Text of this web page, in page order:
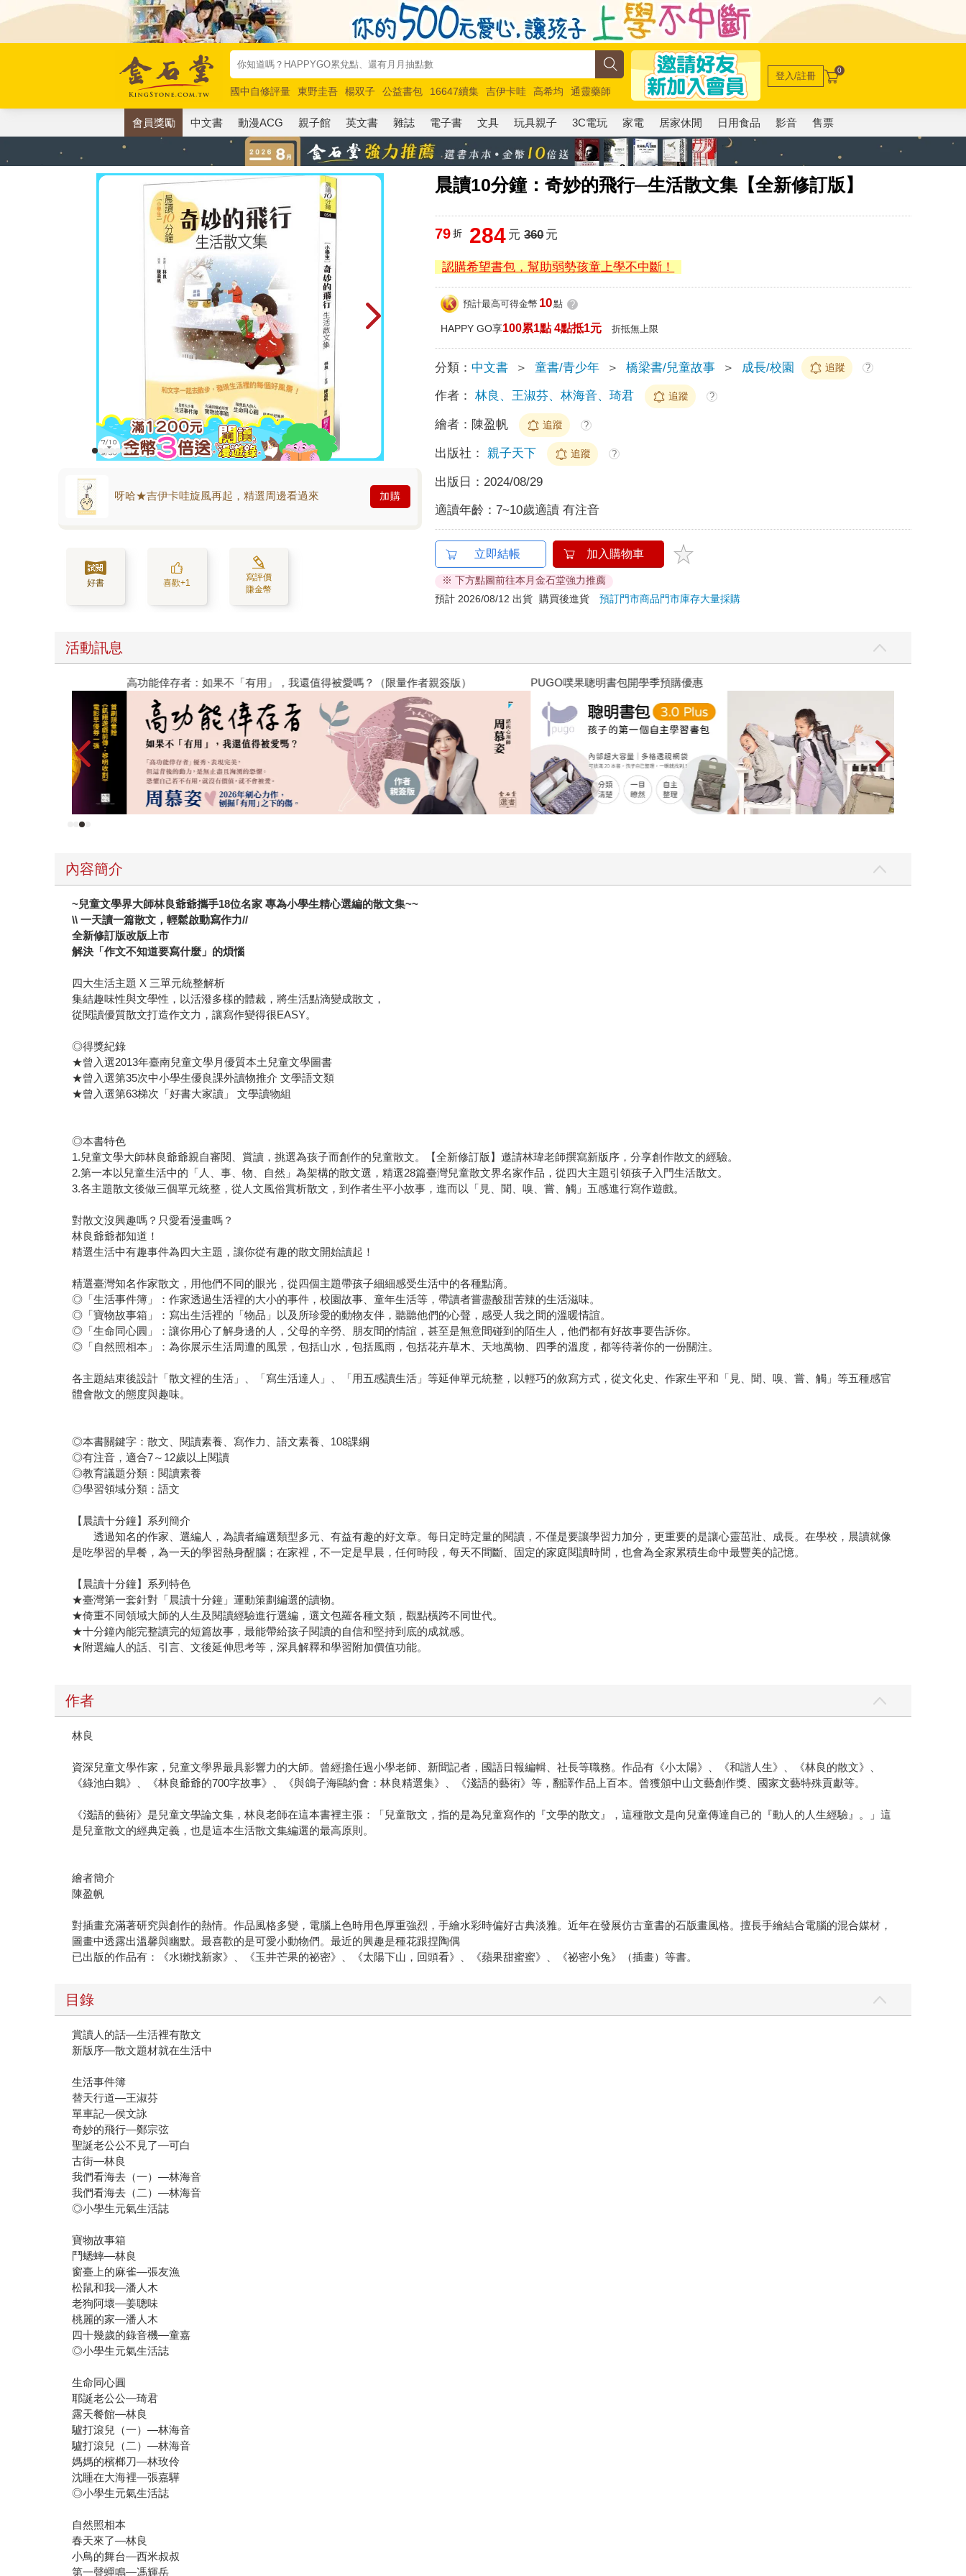
國中自修評量 東野圭吾 楊双子 公益書包 16647續集 吉伊卡哇 高希均
通靈藥師
唯紅花綻放
奧德賽 路邊攤新作 馬斯克 玩具總動員5 超慢跑
登入/註冊 0
會員獎勵 中文書 動漫ACG 親子館 英文書 雜誌 電子書 文具 玩具親子 3C電玩 家電 居家休閒 日用食品 影音 售票
晨讀10分鐘：奇妙的飛行─生活散文集【全新修訂版】
呀哈★吉伊卡哇旋風再起，精選周邊看過來 加購
好書 喜歡+1
寫評價
賺金幣
79 折 284 元 360元
認購希望書包，幫助弱勢孩童上學不中斷！
預計最高可得金幣 10點 ?
HAPPY GO享100累1點 4點抵1元 折抵無上限
分類： 中文書 ＞ 童書/青少年 ＞ 橋梁書/兒童故事 ＞ 成長/校園 追蹤 ?
作者： 林良、王淑芬、林海音、琦君 追蹤 ?
繪者： 陳盈帆 追蹤 ?
出版社： 親子天下 追蹤 ?
出版日： 2024/08/29
適讀年齡：7~10歲適讀 有注音
立即結帳 加入購物車
※ 下方點圖前往本月金石堂強力推薦
預計 2026/08/12 出貨
購買後進貨預訂門市商品門市庫存大量採購
活動訊息
高功能倖存者：如果不「有用」，我還值得被愛嗎？（限量作者親簽版） PUGO噗果聰明書包開學季預購優惠
內容簡介
~兒童文學界大師林良爺爺攜手18位名家 專為小學生精心選編的散文集~~
\\ 一天讀一篇散文，輕鬆啟動寫作力//
全新修訂版改版上市
解決「作文不知道要寫什麼」的煩惱
四大生活主題 X 三單元統整解析
集結趣味性與文學性，以活潑多樣的體裁，將生活點滴變成散文，
從閱讀優質散文打造作文力，讓寫作變得很EASY。
◎得獎紀錄
★曾入選2013年臺南兒童文學月優質本土兒童文學圖書
★曾入選第35次中小學生優良課外讀物推介 文學語文類
★曾入選第63梯次「好書大家讀」 文學讀物組
◎本書特色
1.兒童文學大師林良爺爺親自審閱、賞讀，挑選為孩子而創作的兒童散文。【全新修訂版】邀請林瑋老師撰寫新版序，分享創作散文的經驗。
2.第一本以兒童生活中的「人、事、物、自然」為架構的散文選，精選28篇臺灣兒童散文界名家作品，從四大主題引領孩子入門生活散文。
3.各主題散文後做三個單元統整，從人文風俗賞析散文，到作者生平小故事，進而以「見、聞、嗅、嘗、觸」五感進行寫作遊戲。
對散文沒興趣嗎？只愛看漫畫嗎？
林良爺爺都知道！
精選生活中有趣事件為四大主題，讓你從有趣的散文開始讀起！
精選臺灣知名作家散文，用他們不同的眼光，從四個主題帶孩子細細感受生活中的各種點滴。
◎「生活事件簿」：作家透過生活裡的大小的事件，校園故事、童年生活等，帶讀者嘗盡酸甜苦辣的生活滋味。
◎「寶物故事箱」：寫出生活裡的「物品」以及所珍愛的動物友伴，聽聽他們的心聲，感受人我之間的溫暖情誼。
◎「生命同心圓」：讓你用心了解身邊的人，父母的辛勞、朋友間的情誼，甚至是無意間碰到的陌生人，他們都有好故事要告訴你。
◎「自然照相本」：為你展示生活周遭的風景，包括山水，包括風雨，包括花卉草木、天地萬物、四季的溫度，都等待著你的一份關注。
各主題結束後設計「散文裡的生活」、「寫生活達人」、「用五感讀生活」等延伸單元統整，以輕巧的敘寫方式，從文化史、作家生平和「見、聞、嗅、嘗、觸」等五種感官
體會散文的態度與趣味。
◎本書關鍵字：散文、閱讀素養、寫作力、語文素養、108課綱
◎有注音，適合7～12歲以上閱讀
◎教育議題分類：閱讀素養
◎學習領域分類：語文
【晨讀十分鐘】系列簡介
透過知名的作家、選編人，為讀者編選類型多元、有益有趣的好文章。每日定時定量的閱讀，不僅是要讓學習力加分，更重要的是讓心靈茁壯、成長。在學校，晨讀就像
是吃學習的早餐，為一天的學習熱身醒腦；在家裡，不一定是早晨，任何時段，每天不間斷、固定的家庭閱讀時間，也會為全家累積生命中最豐美的記憶。
【晨讀十分鐘】系列特色
★臺灣第一套針對「晨讀十分鐘」運動策劃編選的讀物。
★倚重不同領域大師的人生及閱讀經驗進行選編，選文包羅各種文類，觀點橫跨不同世代。
★十分鐘內能完整讀完的短篇故事，最能帶給孩子閱讀的自信和堅持到底的成就感。
★附選編人的話、引言、文後延伸思考等，深具解釋和學習附加價值功能。
作者
林良
資深兒童文學作家，兒童文學界最具影響力的大師。曾經擔任過小學老師、新聞記者，國語日報編輯、社長等職務。作品有《小太陽》、《和諧人生》、《林良的散文》、
《綠池白鵝》、《林良爺爺的700字故事》、《與鴿子海鷗約會：林良精選集》、《淺語的藝術》等，翻譯作品上百本。曾獲頒中山文藝創作獎、國家文藝特殊貢獻等。
《淺語的藝術》是兒童文學論文集，林良老師在這本書裡主張：「兒童散文，指的是為兒童寫作的『文學的散文』，這種散文是向兒童傳達自己的『動人的人生經驗』。」這
是兒童散文的經典定義，也是這本生活散文集編選的最高原則。
繪者簡介
陳盈帆
對插畫充滿著研究與創作的熱情。作品風格多變，電腦上色時用色厚重強烈，手繪水彩時偏好古典淡雅。近年在發展仿古童書的石版畫風格。擅長手繪結合電腦的混合媒材，
圖畫中透露出溫馨與幽默。最喜歡的是可愛小動物們。最近的興趣是種花跟捏陶偶
已出版的作品有：《水獺找新家》、《玉井芒果的祕密》、《太陽下山，回頭看》、《蘋果甜蜜蜜》、《祕密小兔》（插畫）等書。
目錄
賞讀人的話—生活裡有散文
新版序—散文題材就在生活中
生活事件簿
替天行道—王淑芬
單車記—侯文詠
奇妙的飛行—鄭宗弦
聖誕老公公不見了—可白
古街—林良
我們看海去（一）—林海音
我們看海去（二）—林海音
◎小學生元氣生活誌
寶物故事箱
鬥蟋蟀—林良
窗臺上的麻雀—張友漁
松鼠和我—潘人木
老狗阿壞—姜聰味
桃麗的家—潘人木
四十幾歲的錄音機—童嘉
◎小學生元氣生活誌
生命同心圓
耶誕老公公—琦君
露天餐館—林良
驢打滾兒（一）—林海音
驢打滾兒（二）—林海音
媽媽的檳榔刀—林玫伶
沈睡在大海裡—張嘉驊
◎小學生元氣生活誌
自然照相本
春天來了—林良
小鳥的舞台—西米叔叔
第一聲蟬鳴—馮輝岳